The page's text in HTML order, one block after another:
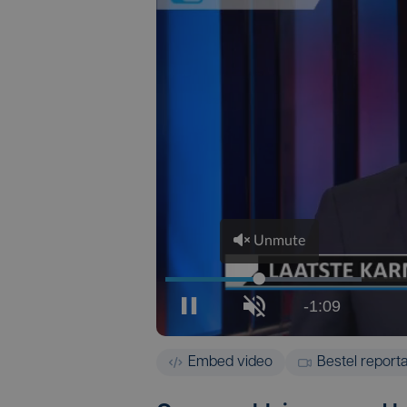
Embed video Bestel